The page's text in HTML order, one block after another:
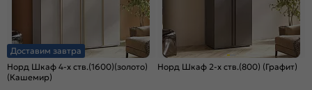
Доставим завтра
Норд Шкаф 4-х ств.(1600)(золото)
(Кашемир)
Норд Шкаф 2-х ств.(800) (Графит)